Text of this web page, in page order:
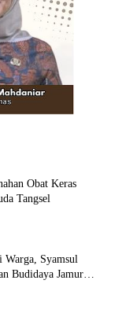
Obat Keras
Tangsel
Warga, Syamsul
Budidaya Jamur